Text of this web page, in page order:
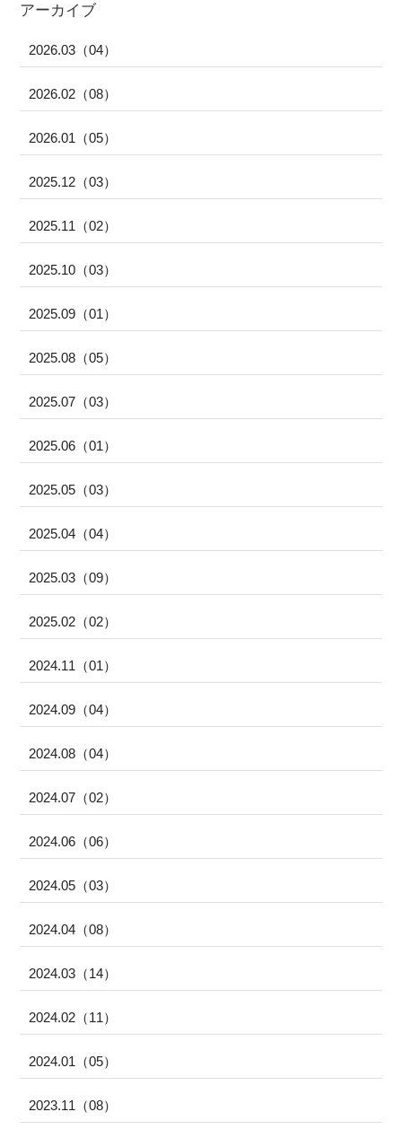
アーカイブ
2026.03（04）
2026.02（08）
2026.01（05）
2025.12（03）
2025.11（02）
2025.10（03）
2025.09（01）
2025.08（05）
2025.07（03）
2025.06（01）
2025.05（03）
2025.04（04）
2025.03（09）
2025.02（02）
2024.11（01）
2024.09（04）
2024.08（04）
2024.07（02）
2024.06（06）
2024.05（03）
2024.04（08）
2024.03（14）
2024.02（11）
2024.01（05）
2023.11（08）